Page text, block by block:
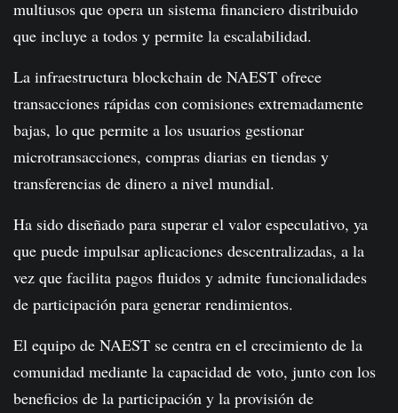
multiusos que opera un sistema financiero distribuido
que incluye a todos y permite la escalabilidad.
La infraestructura blockchain de NAEST ofrece
transacciones rápidas con comisiones extremadamente
bajas, lo que permite a los usuarios gestionar
microtransacciones, compras diarias en tiendas y
transferencias de dinero a nivel mundial.
Ha sido diseñado para superar el valor especulativo, ya
que puede impulsar aplicaciones descentralizadas, a la
vez que facilita pagos fluidos y admite funcionalidades
de participación para generar rendimientos.
El equipo de NAEST se centra en el crecimiento de la
comunidad mediante la capacidad de voto, junto con los
beneficios de la participación y la provisión de